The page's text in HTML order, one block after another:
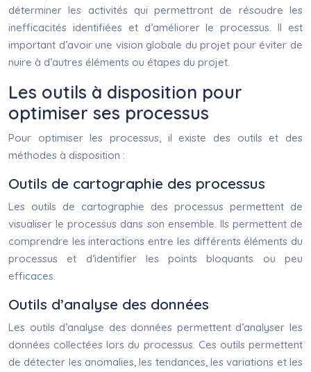
déterminer les activités qui permettront de résoudre les
inefficacités identifiées et d’améliorer le processus. Il est
important d’avoir une vision globale du projet pour éviter de
nuire à d’autres éléments ou étapes du projet.
Les outils à disposition pour
optimiser ses processus
Pour optimiser les processus, il existe des outils et des
méthodes à disposition :
Outils de cartographie des processus
Les outils de cartographie des processus permettent de
visualiser le processus dans son ensemble. Ils permettent de
comprendre les interactions entre les différents éléments du
processus et d’identifier les points bloquants ou peu
efficaces.
Outils d’analyse des données
Les outils d’analyse des données permettent d’analyser les
données collectées lors du processus. Ces outils permettent
de détecter les anomalies, les tendances, les variations et les